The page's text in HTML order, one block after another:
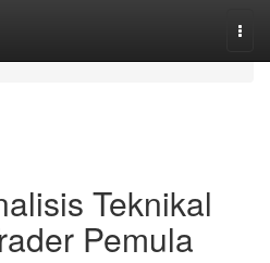
Teknikal
Pemula